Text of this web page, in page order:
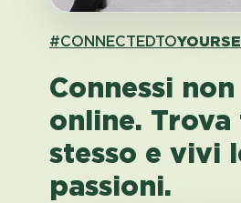
#CONNECTEDTO
Connessi
online. Trova
stesso e vivi
passioni.